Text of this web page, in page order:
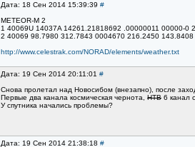
Дата: 18 Сен 2014 15:39:39 #
METEOR-M 2
1 40069U 14037A 14261.21818692 .00000011 00000-0
2 40069 98.7980 312.7843 0004670 216.2450
http://www.celestrak.com/NORAD/elements/weather.txt
Дата: 19 Сен 2014 20:11:01 #
Снова пролетал над Новосибом (внезапно), после
Первые два канала космическая чернота, НТВ 6 канал
У спутника начались проблемы?
Дата: 19 Сен 2014 21:38:18 #